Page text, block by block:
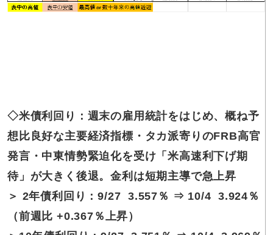
◇米債利回り：週末の雇用統計をはじめ、概ね予
想比良好な主要経済指標・タカ派寄りのFRB高官
発言・中東情勢緊迫化を受け「米高速利下げ期
待」が大きく後退。金利は短期主導で急上昇
＞ 2年債利回り：9/27 3.557％ ⇒ 10/4 3.924％
（前週比 +0.367％上昇）